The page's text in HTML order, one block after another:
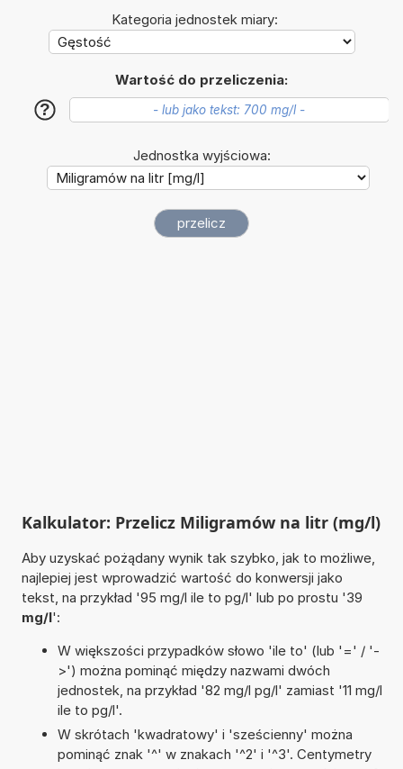
Kategoria jednostek miary:
Wartość do przeliczenia:
?
Jednostka wyjściowa:
Kalkulator: Przelicz Miligramów na litr (mg/l)
Aby uzyskać pożądany wynik tak szybko, jak to możliwe,
najlepiej jest wprowadzić wartość do konwersji jako
tekst, na przykład '95 mg/l ile to pg/l' lub po prostu '39
mg/l':
W większości przypadków słowo 'ile to' (lub '=' / '-
>') można pominąć między nazwami dwóch
jednostek, na przykład '82 mg/l pg/l' zamiast '11 mg/l
ile to pg/l'.
W skrótach 'kwadratowy' i 'sześcienny' można
pominąć znak '^' w znakach '^2' i '^3'. Centymetry